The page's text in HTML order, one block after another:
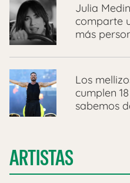
Julia
comparte
más
Los
cumplen
sabemos
ARTISTAS